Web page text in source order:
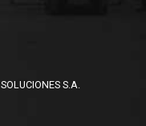
S.A.